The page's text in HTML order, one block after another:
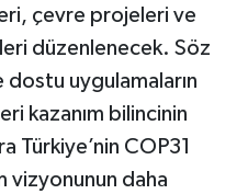
çevre projeleri ve
düzenlenecek. Söz
uygulamaların
kazanım bilincinin
Türkiye’nin COP31
vizyonunun daha